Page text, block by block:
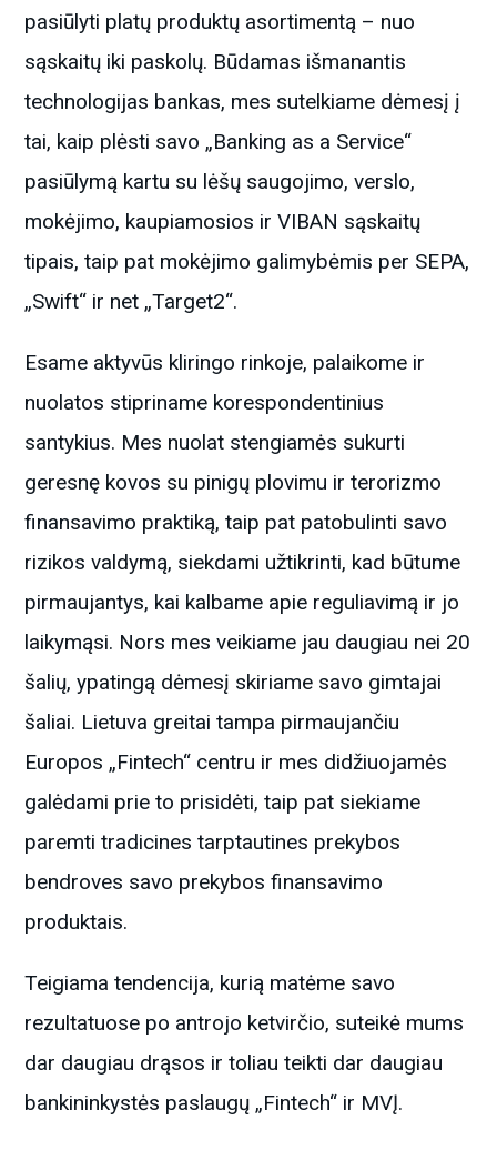
pasiūlyti platų produktų asortimentą – nuo
sąskaitų iki paskolų. Būdamas išmanantis
technologijas bankas, mes sutelkiame dėmesį į
tai, kaip plėsti savo „Banking as a Service“
pasiūlymą kartu su lėšų saugojimo, verslo,
mokėjimo, kaupiamosios ir VIBAN sąskaitų
tipais, taip pat mokėjimo galimybėmis per SEPA,
„Swift“ ir net „Target2“.
Esame aktyvūs kliringo rinkoje, palaikome ir
nuolatos stipriname korespondentinius
santykius. Mes nuolat stengiamės sukurti
geresnę kovos su pinigų plovimu ir terorizmo
finansavimo praktiką, taip pat patobulinti savo
rizikos valdymą, siekdami užtikrinti, kad būtume
pirmaujantys, kai kalbame apie reguliavimą ir jo
laikymąsi. Nors mes veikiame jau daugiau nei 20
šalių, ypatingą dėmesį skiriame savo gimtajai
šaliai. Lietuva greitai tampa pirmaujančiu
Europos „Fintech“ centru ir mes didžiuojamės
galėdami prie to prisidėti, taip pat siekiame
paremti tradicines tarptautines prekybos
bendroves savo prekybos finansavimo
produktais.
Teigiama tendencija, kurią matėme savo
rezultatuose po antrojo ketvirčio, ​​suteikė mums
dar daugiau drąsos ir toliau teikti dar daugiau
bankininkystės paslaugų „Fintech“ ir MVĮ.